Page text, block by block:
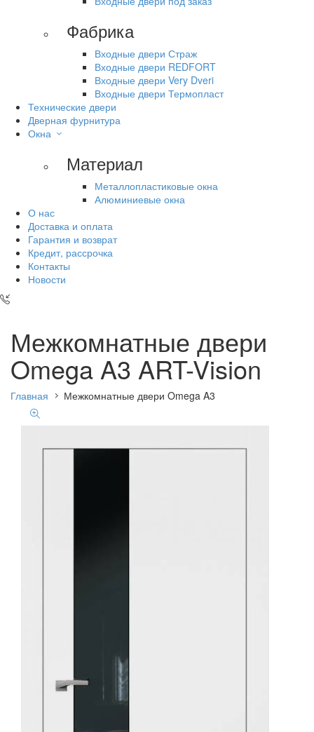
Фабрика
Входные двери Страж
Входные двери REDFORT
Входные двери Very Dveri
Входные двери Термопласт
Технические двери
Дверная фурнитура
Окна
Материал
Металлопластиковые окна
Алюминиевые окна
О нас
Доставка и оплата
Гарантия и возврат
Кредит, рассрочка
Контакты
Новости
Межкомнатные двери
Omega A3 ART-Vision
Главная Межкомнатные двери Omega A3